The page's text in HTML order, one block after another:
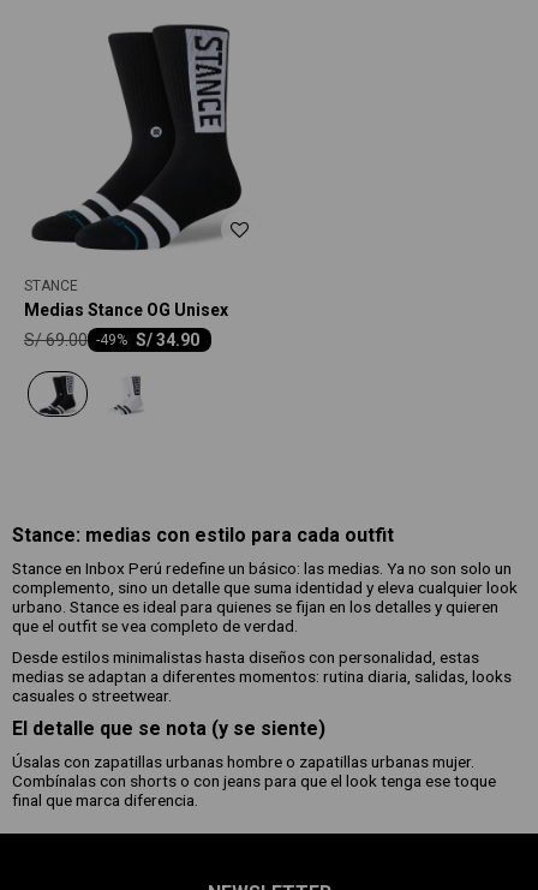
STANCE
Medias Stance OG Unisex
S/34.90
-49
S/69.00
Stance: medias con estilo para cada outfit
Stance en Inbox Perú redefine un básico: las medias. Ya no son solo un
complemento, sino un detalle que suma identidad y eleva cualquier look
urbano. Stance es ideal para quienes se fijan en los detalles y quieren
que el outfit se vea completo de verdad.
Desde estilos minimalistas hasta diseños con personalidad, estas
medias se adaptan a diferentes momentos: rutina diaria, salidas, looks
casuales o streetwear.
El detalle que se nota (y se siente)
Úsalas con zapatillas urbanas hombre o zapatillas urbanas mujer.
Combínalas con shorts o con jeans para que el look tenga ese toque
final que marca diferencia.